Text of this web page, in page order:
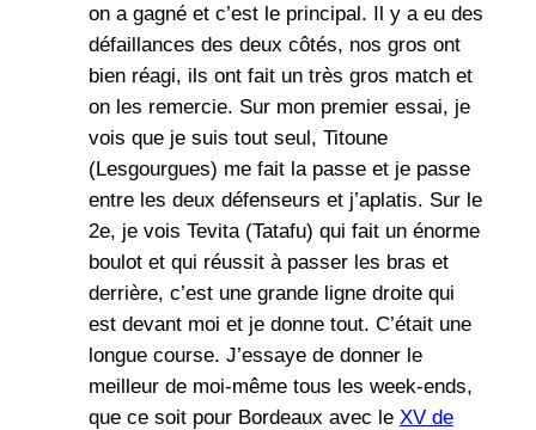
on a gagné et c’est le principal. Il y a eu des
défaillances des deux côtés, nos gros ont
bien réagi, ils ont fait un très gros match et
on les remercie. Sur mon premier essai, je
vois que je suis tout seul, Titoune
(Lesgourgues) me fait la passe et je passe
entre les deux défenseurs et j’aplatis. Sur le
2e, je vois Tevita (Tatafu) qui fait un énorme
boulot et qui réussit à passer les bras et
derrière, c’est une grande ligne droite qui
est devant moi et je donne tout. C’était une
longue course. J’essaye de donner le
meilleur de moi-même tous les week-ends,
que ce soit pour Bordeaux avec le XV de